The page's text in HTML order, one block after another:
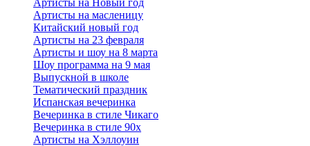
Артисты на Новый год
Артисты на масленицу
Китайский новый год
Артисты на 23 февраля
Артисты и шоу на 8 марта
Шоу программа на 9 мая
Выпускной в школе
Тематический праздник
Испанская вечеринка
Вечеринка в стиле Чикаго
Вечеринка в стиле 90х
Артисты на Хэллоуин